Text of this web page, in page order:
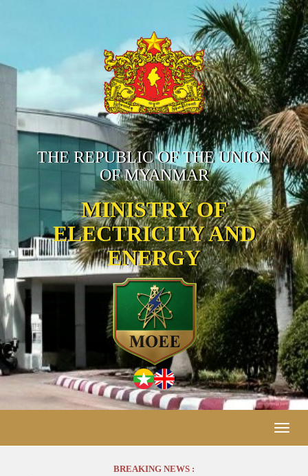
THE REPUBLIC OF THE UNION
OF MYANMAR
MINISTRY OF
ELECTRICITY AND
ENERGY
Toggle
BREAKING NEWS :